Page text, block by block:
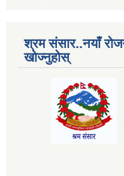
श्रम संसार..नयाँ
खोज्नुहोस्